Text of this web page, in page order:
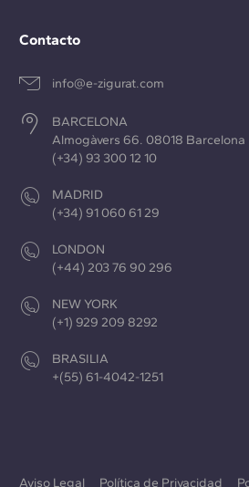
Contacto
info@e-zigurat.com
BARCELONA
Almogàvers 66. 08018 Barcelona
(+34) 93 300 12 10
MADRID
(+34) 91 060 61 29
LONDON
(+44) 203 76 90 296
NEW YORK
(+1) 929 209 8292
BRASILIA
+(55) 61-4042-1251
Aviso Legal Política de Privacidad